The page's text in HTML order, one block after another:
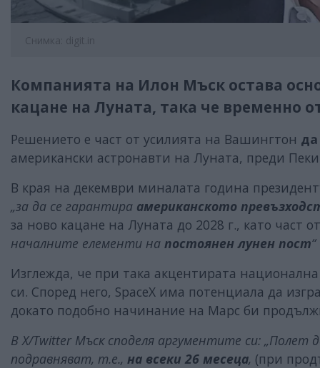
Снимка: digit.in
Компанията на Илон Мъск остава
кацане на Луната, така че временно
Решението е част от усилията на Вашингтон
американски астронавти на Луната, преди
В края на декември миналата година
„за да се гарантира американското
за ново кацане на Луната до 2028 г., като част
началните елементи на постоянен лунен пост“
Изглежда, че при така акцентирата
си. Според него, SpaceX има потенциала да
докато подобно начинание на Марс би
В Х/Twitter Мъск споделя аргументите си:
подравняват, т.е., на всеки 26 месеца, (при